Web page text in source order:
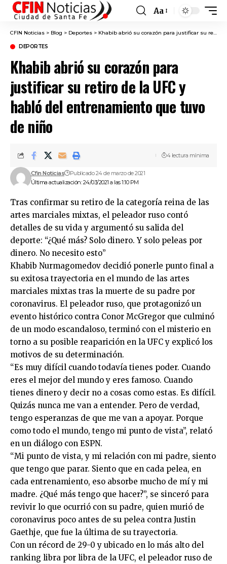
Font
Resizer
Aa
CFIN Noticias > Blog > Deportes > Khabib abrió su corazón para justificar su retiro de la UFC y habló del entrenamiento que tuvo de niño
DEPORTES
Khabib abrió su corazón para
justificar su retiro de la UFC y
habló del entrenamiento que tuvo
de niño
Última actualización: 24/03/2021 a las 1:10 PM
Cfin Noticias Publicado 24 de marzo de 2021
4 lectura mínima
Tras confirmar su retiro de la categoría reina de las
artes marciales mixtas, el peleador ruso contó
detalles de su vida y argumentó su salida del
deporte: “¿Qué más? Solo dinero. Y solo peleas por
dinero. No necesito esto”
Khabib Nurmagomedov decidió ponerle punto final a
su exitosa trayectoria en el mundo de las artes
marciales mixtas tras la muerte de su padre por
coronavirus. El peleador ruso, que protagonizó un
evento histórico contra Conor McGregor que culminó
de un modo escandaloso, terminó con el misterio en
torno a su posible reaparición en la UFC y explicó los
motivos de su determinación.
“Es muy difícil cuando todavía tienes poder. Cuando
eres el mejor del mundo y eres famoso. Cuando
tienes dinero y decir no a cosas como estas. Es difícil.
Quizás nunca me van a entender. Pero de verdad,
tengo esperanzas de que me van a apoyar. Porque
como todo el mundo, tengo mi punto de vista”, relató
en un diálogo con ESPN.
“Mi punto de vista, y mi relación con mi padre, siento
que tengo que parar. Siento que en cada pelea, en
cada entrenamiento, eso absorbe mucho de mí y mi
madre. ¿Qué más tengo que hacer?”, se sinceró para
revivir lo que ocurrió con su padre, quien murió de
coronavirus poco antes de su pelea contra Justin
Gaethje, que fue la última de su trayectoria.
Con un récord de 29-0 y ubicado en lo más alto del
ranking libra por libra de la UFC, el peleador ruso de